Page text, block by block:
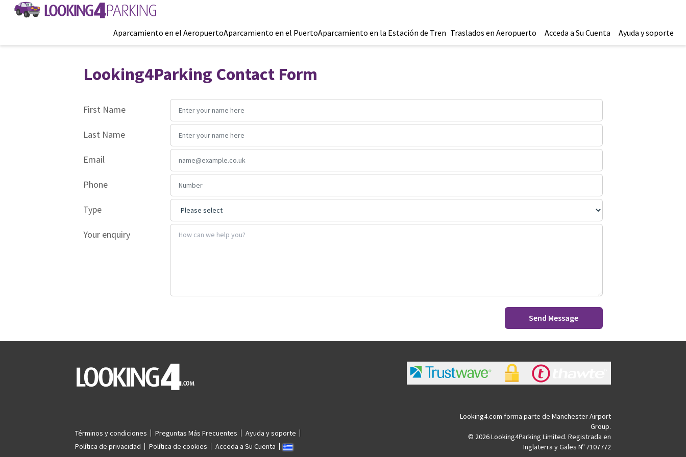
Aparcamiento en el AeropuertoAparcamiento en el PuertoAparcamiento en la Estación de Tren Traslados en Aeropuerto Acceda a Su Cuenta Ayuda y soporte
Looking4Parking Contact Form
First Name
Last Name
Email
Phone
Type
Your enquiry
Send Message
Términos y condiciones Preguntas Más Frecuentes
Ayuda y soporte
Política de privacidad
Política de cookies Acceda a Su Cuenta
Looking4.com forma parte de Manchester Airport
Group.
© 2026 Looking4Parking Limited. Registrada en
Inglaterra y Gales Nº 7107772